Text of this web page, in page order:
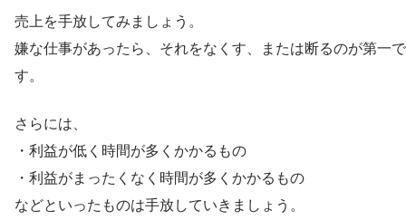
売上を手放してみましょう。
嫌な仕事があったら、それをなくす、または断るのが第一で
す。
さらには、
・利益が低く時間が多くかかるもの
・利益がまったくなく時間が多くかかるもの
などといったものは手放していきましょう。